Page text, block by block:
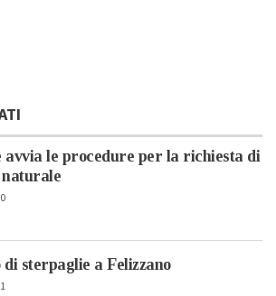
avvia le procedure per la richiesta di
di sterpaglie a Felizzano